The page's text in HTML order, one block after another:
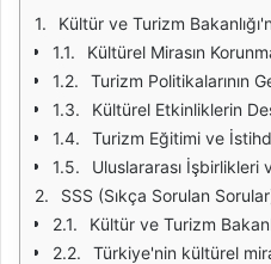
Kültür ve Turizm
Kültürel Mirasın
Turizm Politikalarının
Kültürel Etkinliklerin
Turizm Eğitimi ve
Uluslararası İşbirlikleri
SSS (Sıkça Sorulan
Kültür ve Turizm
Türkiye'nin kültürel